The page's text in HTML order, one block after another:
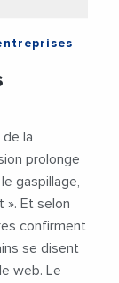
de la
prolonge
gaspillage,
». Et selon
confirment
se disent
web. Le